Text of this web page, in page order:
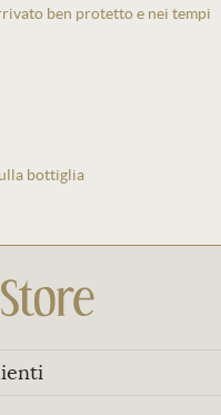
ben protetto e nei tempi
bottiglia